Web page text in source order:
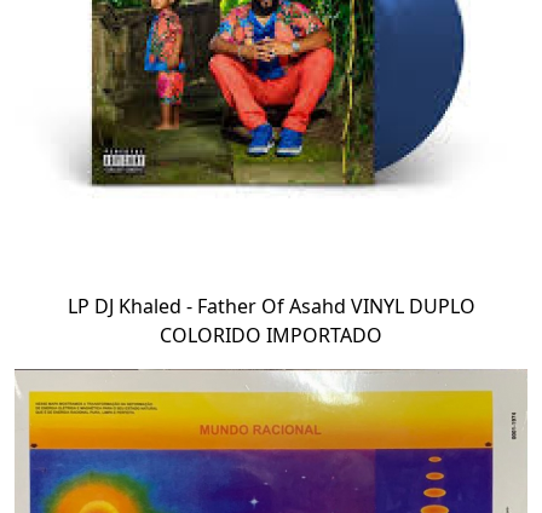
LP DJ Khaled - Father Of Asahd VINYL DUPLO
COLORIDO IMPORTADO